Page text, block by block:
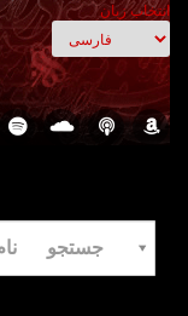
انتخاب زبان
جستجو